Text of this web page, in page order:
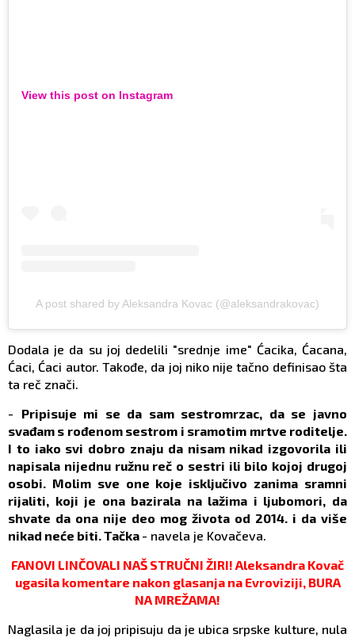
View this post on Instagram
A post shared by Aleksandra Kovac (@aleksandrakovac)
Dodala je da su joj dedelili "srednje ime" Ćacika, Ćacana,
Ćaci, Ćaci autor. Takođe, da joj niko nije tačno definisao šta
ta reč znači.
- Pripisuje mi se da sam sestromrzac, da se javno
svađam s rođenom sestrom i sramotim mrtve roditelje.
I to iako svi dobro znaju da nisam nikad izgovorila ili
napisala nijednu ružnu reč o sestri ili bilo kojoj drugoj
osobi. Molim sve one koje isključivo zanima sramni
rijaliti, koji je ona bazirala na lažima i ljubomori, da
shvate da ona nije deo mog života od 2014. i da više
nikad neće biti. Tačka - navela je Kovačeva.
FANOVI LINČOVALI NAŠ STRUČNI ŽIRI! Aleksandra Kovač
ugasila komentare nakon glasanja na Evroviziji, BURA
NA MREŽAMA!
Naglasila je da joj pripisuju da je ubica srpske kulture, nula